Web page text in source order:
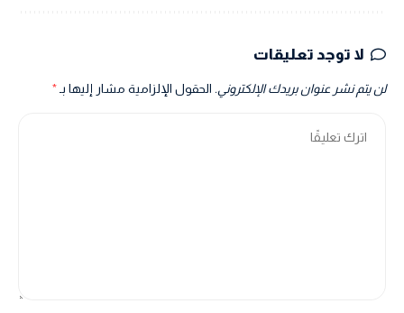
لا توجد تعليقات
لن يتم نشر عنوان بريدك الإلكتروني. الحقول الإلزامية مشار إليها بـ